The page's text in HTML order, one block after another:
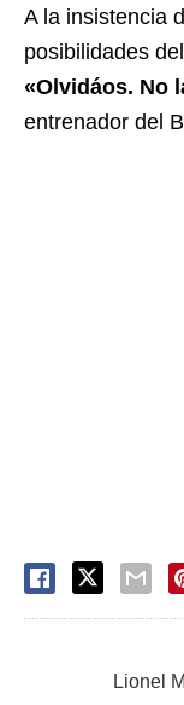
A la insistencia
posibilidades
«Olvidáos. No
entrenador del
Lionel